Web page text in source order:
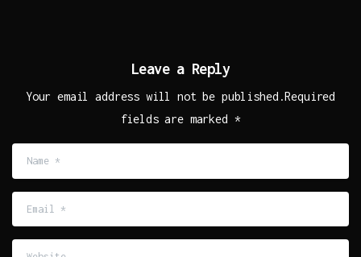
Leave a Reply
Your email address will not be published.Required
fields are marked *
*
Website